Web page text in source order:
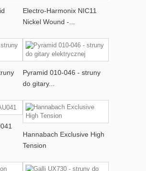
Electro-Harmonix NIC11
Nickel Wound -...
Pyramid 010-046 - struny
do gitary...
Hannabach Exclusive High
Tension